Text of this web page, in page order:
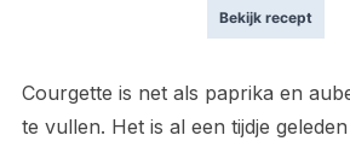
Bekijk recept
Courgette is net als paprika en
te vullen. Het is al een tijdje